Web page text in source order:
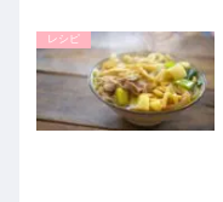
レシピ